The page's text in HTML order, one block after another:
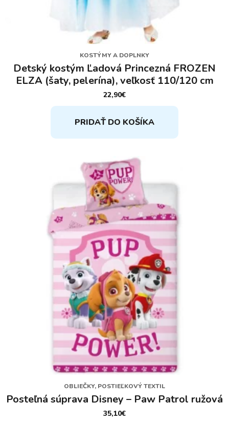
KOSTÝMY A DOPLNKY
Detský kostým Ľadová Princezná FROZEN
ELZA (šaty, pelerína), veľkosť 110/120 cm
22,90€
PRIDAŤ DO KOŠÍKA
OBLIEČKY, POSTIEĽKOVÝ TEXTIL
Posteľná súprava Disney – Paw Patrol ružová
35,10€